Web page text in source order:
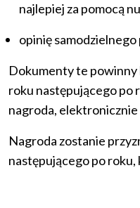
najlepiej za pomocą
opinię
Dokumenty te powinny
roku następującego po
nagroda, elektronicznie
Nagroda zostanie
następującego po